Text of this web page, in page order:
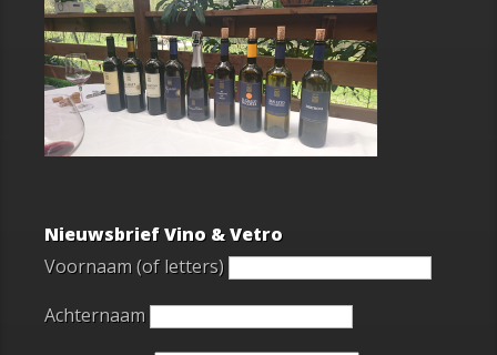
Nieuwsbrief Vino & Vetro
Voornaam (of letters)
Achternaam